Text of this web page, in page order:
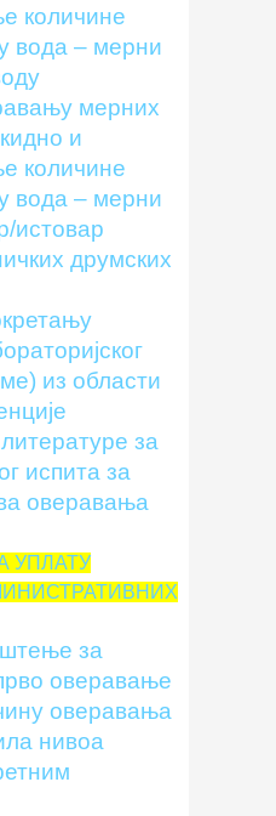
количине
вода – мерни
мерних
и
количине
вода – мерни
истовар
друмских
из области
за
испита за
оверавања
УПЛАТУ
за
оверавање
оверавања
нивоа